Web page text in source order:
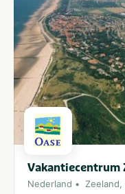
Vakantiecentrum
Nederland Zeeland,